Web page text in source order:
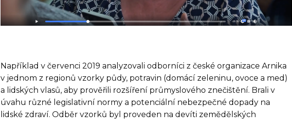
Například v červenci 2019 analyzovali odborníci z české organizace Arnika
v jednom z regionů vzorky půdy, potravin (domácí zeleninu, ovoce a med)
a lidských vlasů, aby prověřili rozšíření průmyslového znečištění. Brali v
úvahu různé legislativní normy a potenciální nebezpečné dopady na
lidské zdraví. Odběr vzorků byl proveden na devíti zemědělských